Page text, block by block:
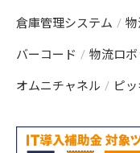
倉庫管理システム 物
バーコード 物流ロボ
オムニチャネル ピ